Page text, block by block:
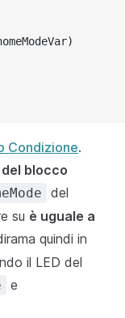
Condizione.
blocco
del
su è uguale a
quindi in
il LED del
e